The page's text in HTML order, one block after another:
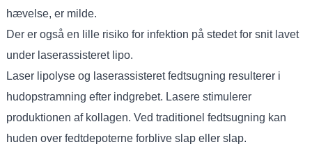
hævelse, er milde.
Der er også en lille risiko for infektion på stedet for snit lavet
under laserassisteret lipo.
Laser lipolyse og laserassisteret fedtsugning resulterer i
hudopstramning efter indgrebet. Lasere stimulerer
produktionen af ​​kollagen. Ved traditionel fedtsugning kan
huden over fedtdepoterne forblive slap eller slap.